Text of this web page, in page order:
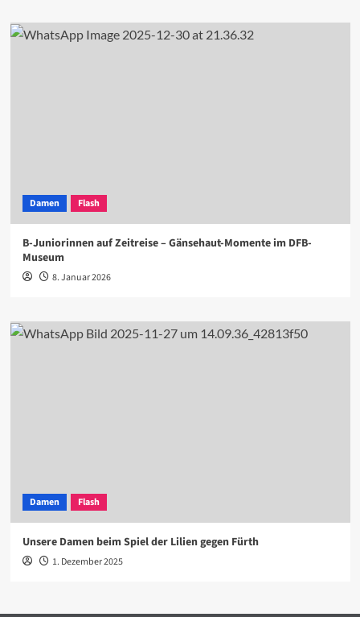
Damen Flash
B-Juniorinnen auf Zeitreise – Gänsehaut-Momente im DFB-
Museum
8. Januar 2026
Damen Flash
Unsere Damen beim Spiel der Lilien gegen Fürth
1. Dezember 2025